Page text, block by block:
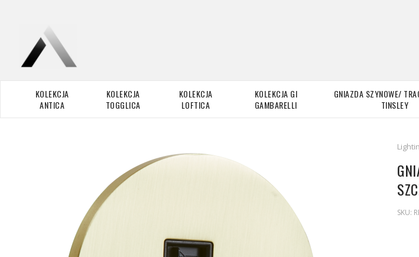
KOLEKCJA
ANTICA
KOLEKCJA
TOGGLICA
KOLEKCJA
LOFTICA
KOLEKCJA GI
GAMBARELLI
GNIAZDA SZYNOWE/
TINSLEY
SKU: